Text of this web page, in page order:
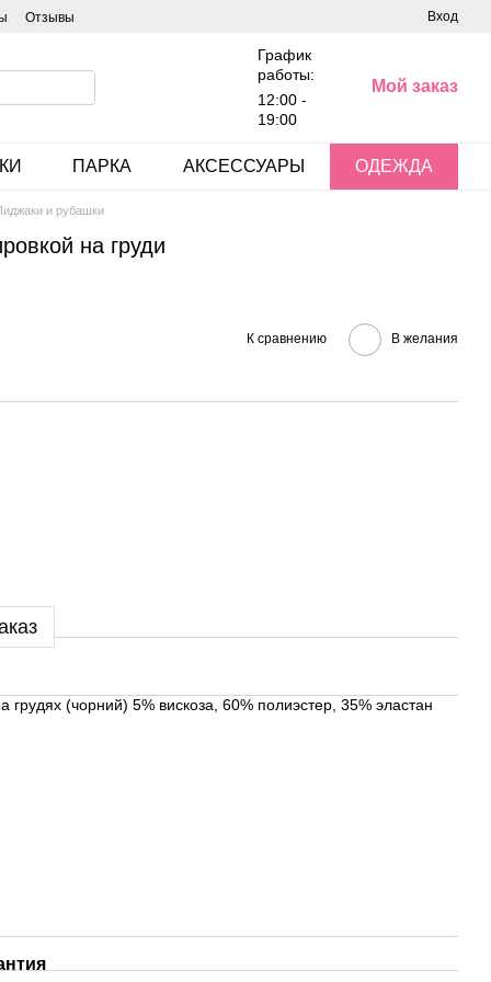
Отзывы Вход
График
работы:
12:00 -
19:00
Мой заказ
ПАРКА АКСЕССУАРЫ ОДЕЖДА
и рубашки
на груди
К сравнению В желания
грудях (чорний) 5% вискоза, 60% полиэстер, 35% эластан